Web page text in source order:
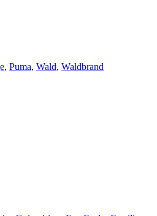
, Puma, Wald, Waldbrand